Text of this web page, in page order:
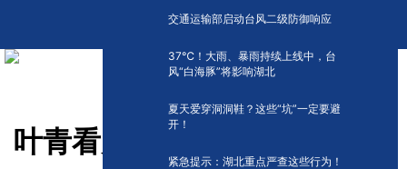
交通运输部启动台风二级防御响应
​37℃！大雨、暴雨持续上线中，台
风“白海豚”将影响湖北
夏天爱穿洞洞鞋？这些“坑”一定要避
开！
紧急提示：湖北重点严查这些行为！
叶青看财经 | 经济期中考，上